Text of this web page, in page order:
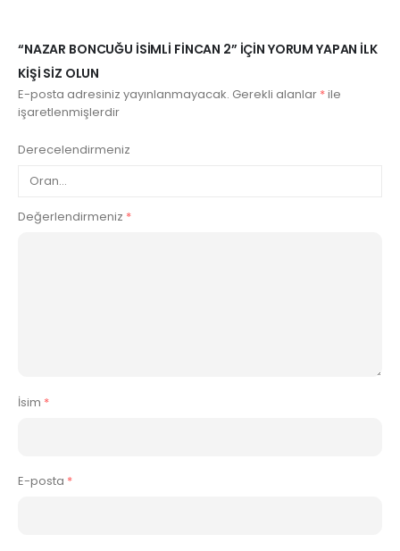
“NAZAR BONCUĞU İSIMLI FINCAN 2” IÇIN YORUM YAPAN ILK
KIŞI SIZ OLUN
E-posta adresiniz yayınlanmayacak. Gerekli alanlar *ile
işaretlenmişlerdir
Derecelendirmeniz
Değerlendirmeniz *
İsim *
E-posta *